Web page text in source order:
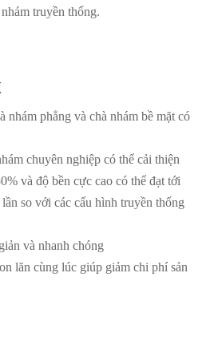
truyền thống.
nhám phẳng và chà nhám bề mặt có
chuyên nghiệp có thể cải thiện
và độ bền cực cao có thể đạt tới
so với các cấu hình truyền thống
và nhanh chóng
lăn cùng lúc giúp giảm chi phí sản